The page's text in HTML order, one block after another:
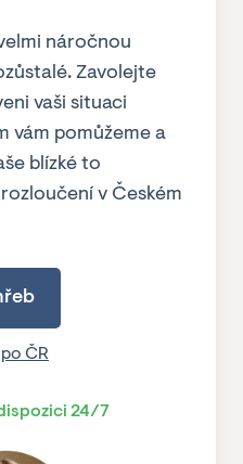
náročnou
Zavolejte
vaši situaci
vám pomůžeme a
blízké to
v Českém
ČR
24/7